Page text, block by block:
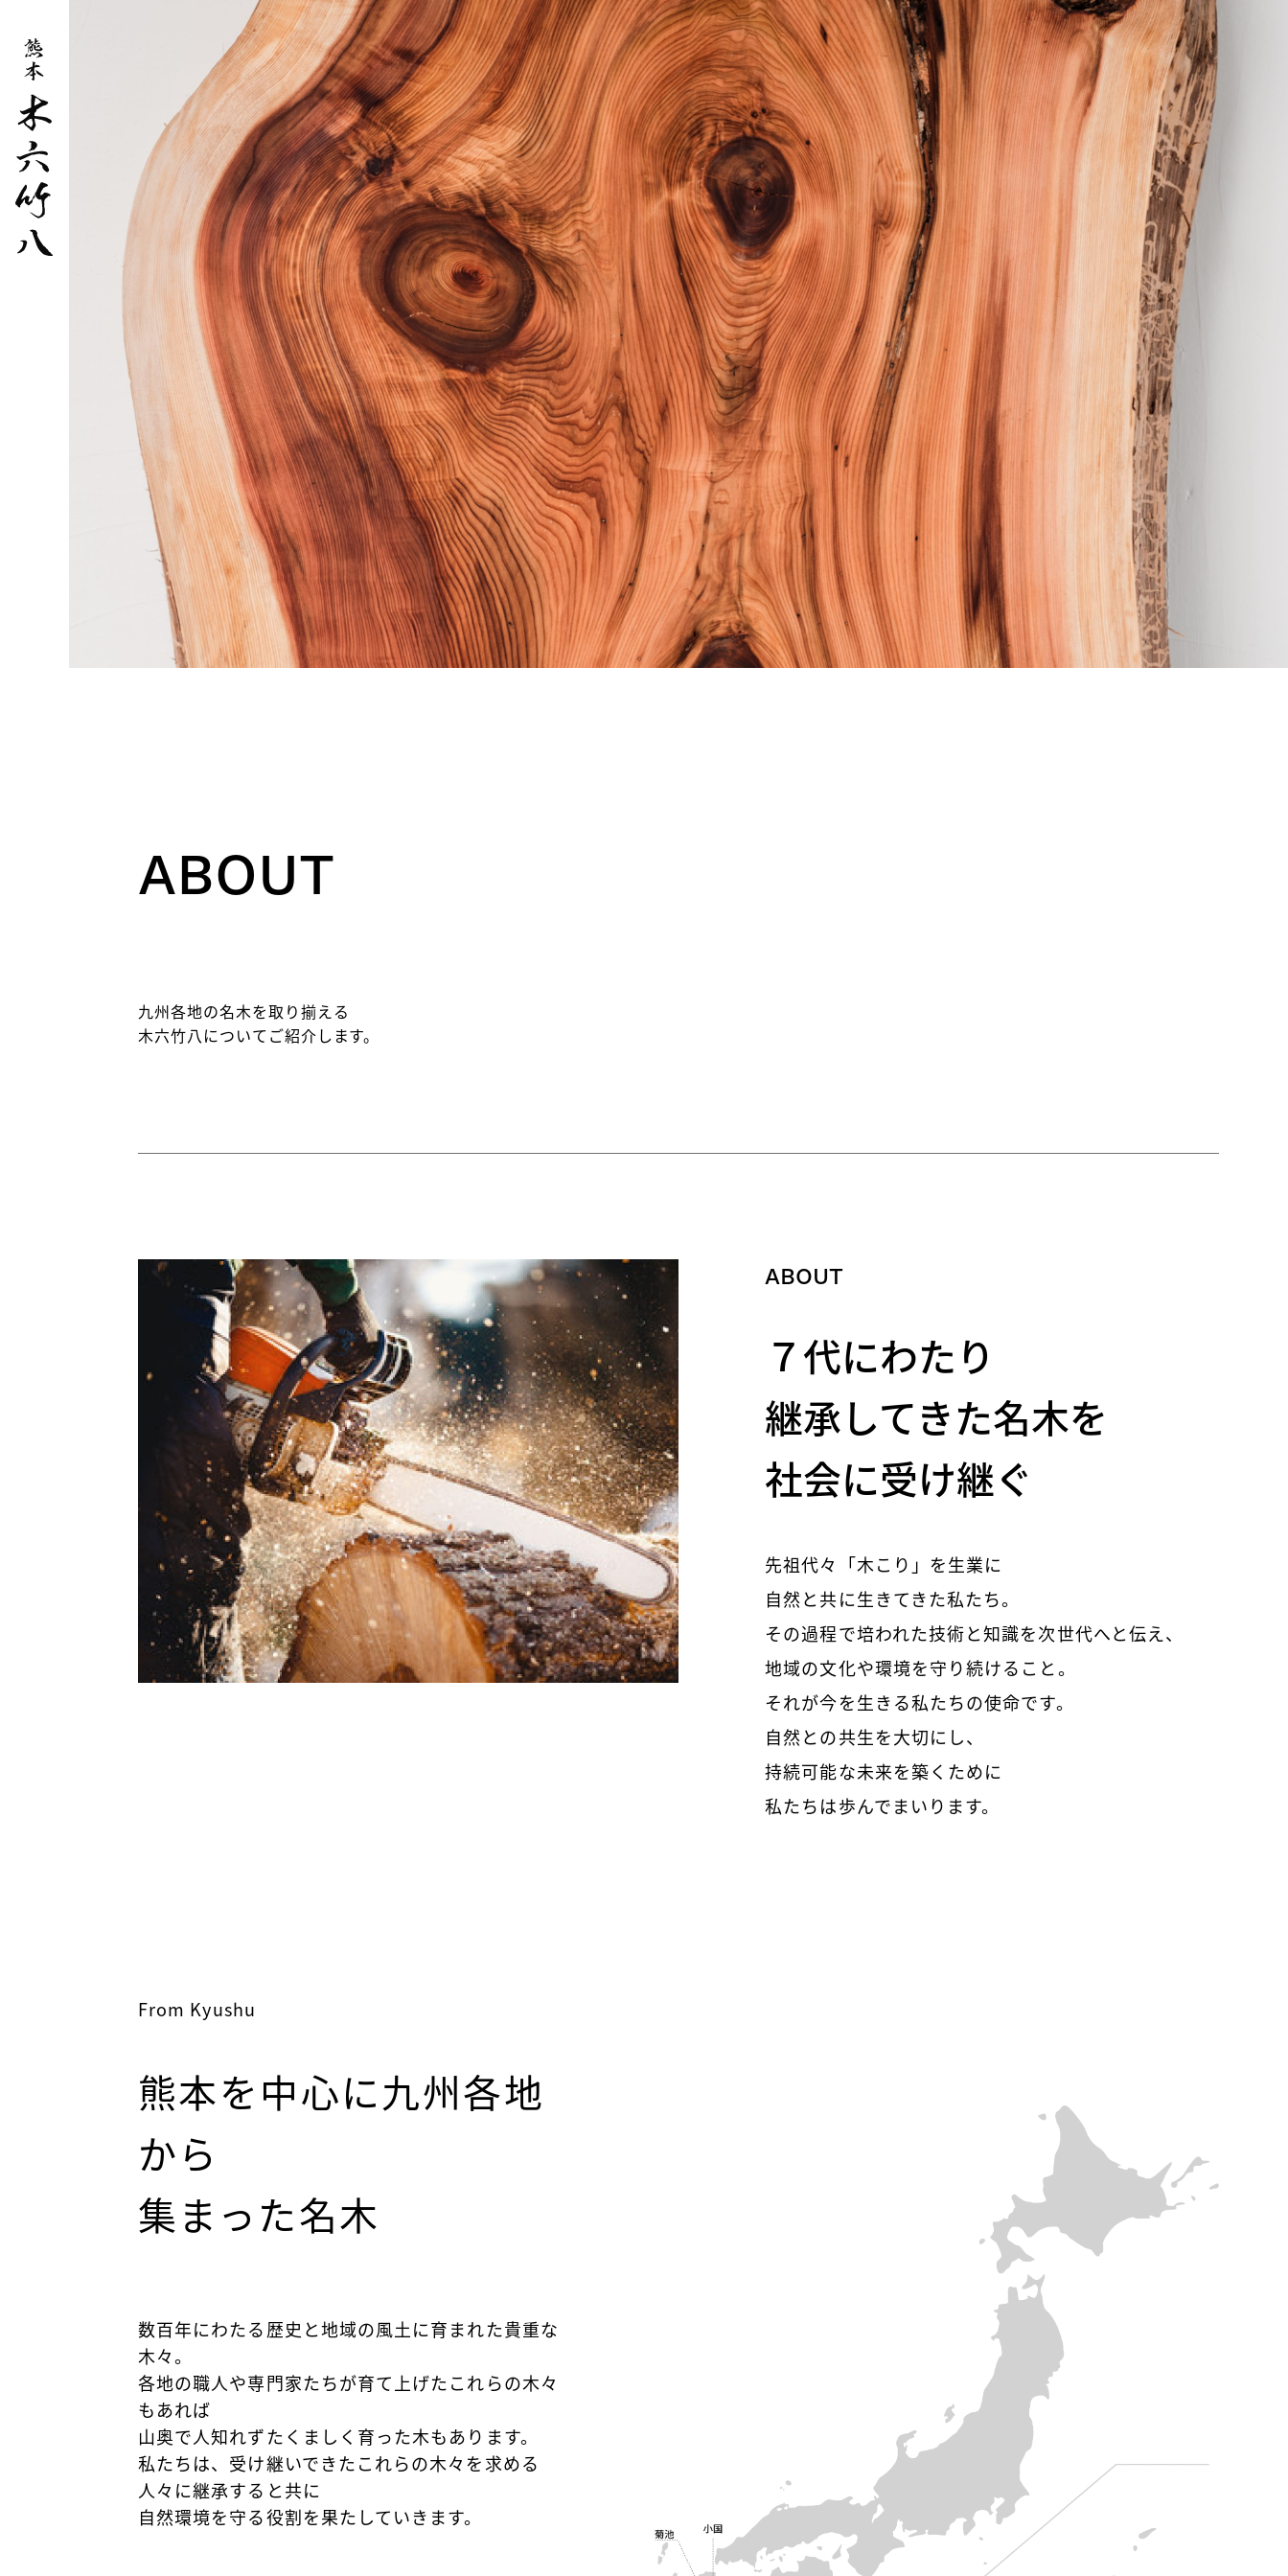
ABOUT
九州各地の名木を取り揃える
木六竹八についてご紹介します。
ABOUT
７代にわたり
継承してきた名木を
社会に受け継ぐ
先祖代々「木こり」を生業に
自然と共に生きてきた私たち。
その過程で培われた技術と知識を次世代へと伝え、
地域の文化や環境を守り続けること。
それが今を生きる私たちの使命です。
自然との共生を大切にし、
持続可能な未来を築くために
私たちは歩んでまいります。
From Kyushu
熊本を中心に九州各地
から
集まった名木
数百年にわたる歴史と地域の風土に育まれた貴重な
木々。
各地の職人や専門家たちが育て上げたこれらの木々
もあれば
山奥で人知れずたくましく育った木もあります。
私たちは、受け継いできたこれらの木々を求める
人々に継承すると共に
自然環境を守る役割を果たしていきます。